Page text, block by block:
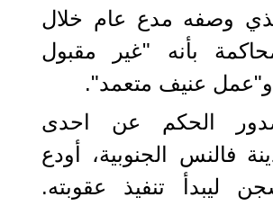
والذي وصفه مدع عام خلال
بأنه "غير مقبول
عنيف متعمد".
الحكم عن احدى
فالنس الجنوبية، أودع
ليبدأ تنفيذ عقوبته.